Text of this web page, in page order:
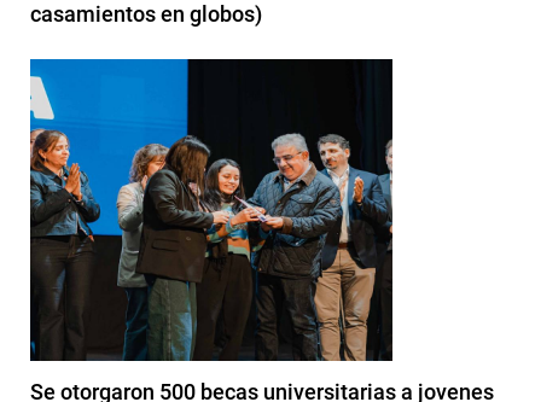
casamientos en globos)
Se otorgaron 500 becas universitarias a jovenes